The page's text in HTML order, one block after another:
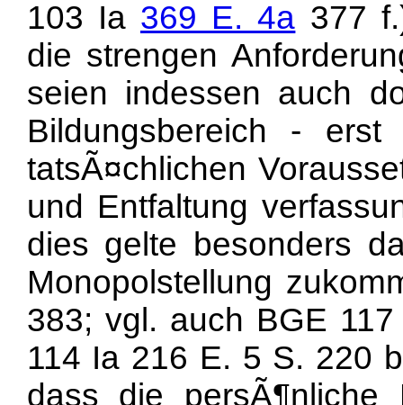
103 Ia 369 E. 4a 377
die strengen
seien indessen auch
Bildungsbereich -
tatsÃ¤chlichen
und Entfaltung
dies gelte besonders
Monopolstellung
383; vgl. auch BGE
114 Ia 216 E. 5 S. 220
dass die